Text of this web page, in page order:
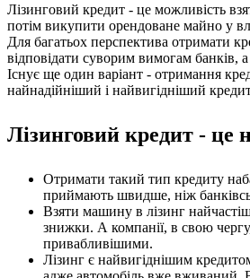
Лізинговий кредит - це можливість
потім викупити орендоване майно у
Для багатьох перспектива отримати
відповідати суворим вимогам банків,
Існує ще один варіант - отримання
найнадійніший і найвигідніший
Лізинговий кредит - це
Отримати такий тип кредиту
приймають швидше, ніж
Взяти машину в лізинг
знижки. А компанії, в свою
привабливішими.
Лізинг є найвигіднішим